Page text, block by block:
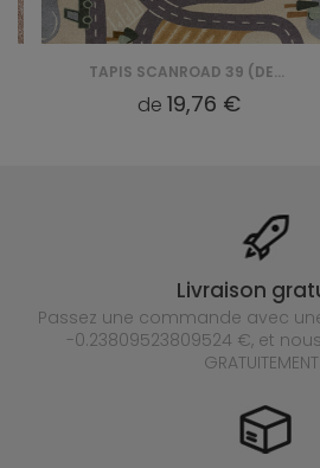
TAPIS SCANROAD 39 (DESERT)
de19,76 €
Livraison
Passez une commande avec
-0.23809523809524 €, et